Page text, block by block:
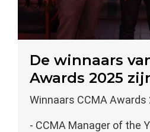
De winnaars
Awards 2025
Winnaars CCMA Awards
- CCMA Manager of the